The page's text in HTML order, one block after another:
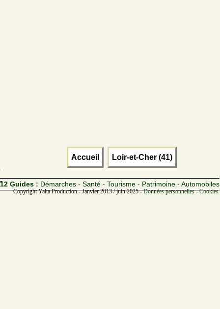
Accueil Loir-et-Cher (41)
12 Guides : Démarches - Santé - Tourisme - Patrimoine - Automobiles
Copyright Yalta Production - Janvier 2013 / juin 2025 -Données personnelles -